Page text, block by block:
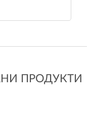
ПРОДУКТИ